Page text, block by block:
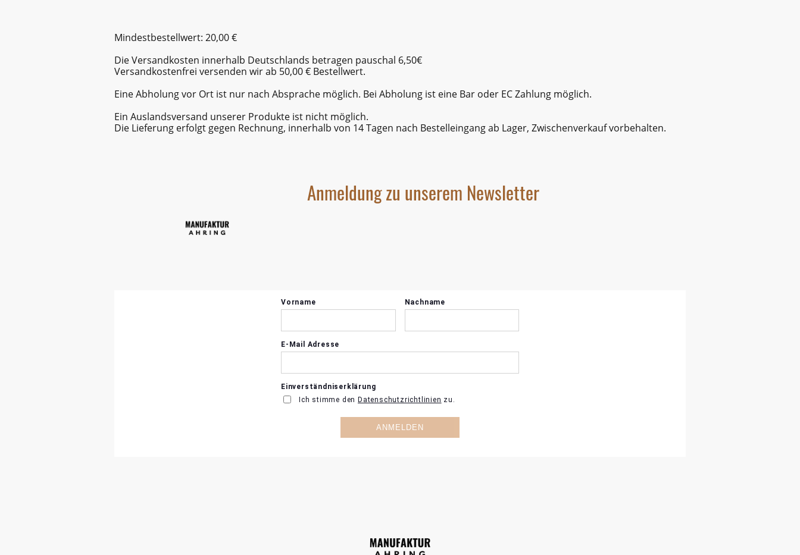
Mindestbestellwert: 20,00 €
Die Versandkosten innerhalb Deutschlands betragen pauschal 6,50€
Versandkostenfrei versenden wir ab 50,00 € Bestellwert.
Eine Abholung vor Ort ist nur nach Absprache möglich. Bei Abholung ist eine Bar oder EC Zahlung möglich.
Ein Auslandsversand unserer Produkte ist nicht möglich.
Die Lieferung erfolgt gegen Rechnung, innerhalb von 14 Tagen nach Bestelleingang ab Lager, Zwischenverkauf vorbehalten.
Anmeldung zu unserem Newsletter